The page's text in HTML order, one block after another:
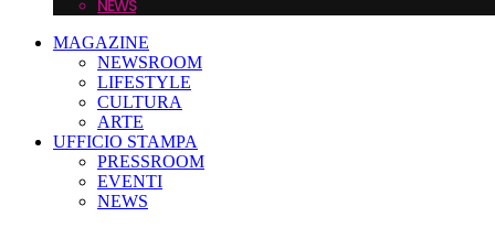
NEWS
MAGAZINE
NEWSROOM
LIFESTYLE
CULTURA
ARTE
UFFICIO STAMPA
PRESSROOM
EVENTI
NEWS